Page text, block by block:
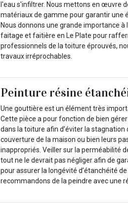
l'eau s'infiltrer. Nous mettons en œuvre
matériaux de gamme pour garantir une
Nous donnons une grande importance
faitage et faitière en Le Plate pour
professionnels de la toiture éprouvés,
travaux irréprochables.
Peinture résine
Une gouttière est un élément très
Cette pièce a pour fonction de bien
dans la toiture afin d’éviter la stagnation
couverture de la maison ou bien leurs
inappropriés. Veiller sur la perméabilité
tout ne le devrait pas négliger afin de
pour assurer la longévité d’étanchéité
recommandons de la peindre avec une